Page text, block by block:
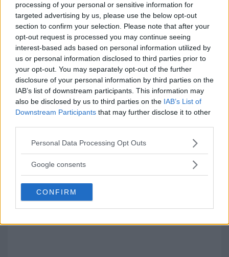
processing of your personal or sensitive information for
targeted advertising by us, please use the below opt-out
section to confirm your selection. Please note that after your
opt-out request is processed you may continue seeing
interest-based ads based on personal information utilized by
us or personal information disclosed to third parties prior to
your opt-out. You may separately opt-out of the further
disclosure of your personal information by third parties on the
IAB’s list of downstream participants. This information may
also be disclosed by us to third parties on the IAB’s List of
Downstream Participants that may further disclose it to other
Please note that this website/app uses one or more Google
not limited to your visit or usage behaviour. You may click to
use your data for below specified purposes in below Google
consent section.
Personal Data Processing Opt Outs
Google consents
CONFIRM
Rätt svar: